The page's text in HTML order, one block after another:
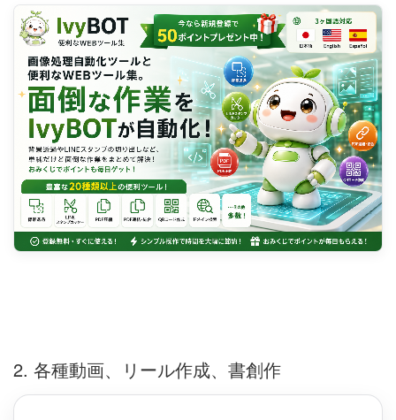
2. 各種動画、リール作成、書創作